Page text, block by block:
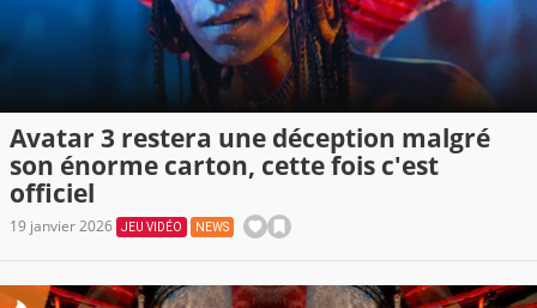
Avatar 3 restera une déception malgré
son énorme carton, cette fois c'est
officiel
19 janvier 2026 JEU VIDÉO NEWS